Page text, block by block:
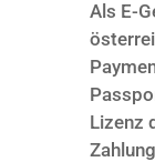
Als E-
Lizenz